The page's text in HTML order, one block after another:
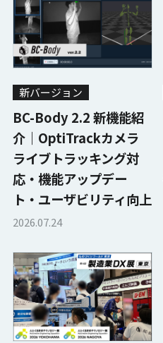
新バージョン
BC-Body 2.2 新機能紹
介｜OptiTrackカメラ
ライブトラッキング対
応・機能アップデー
ト・ユーザビリティ向上
2026.07.24